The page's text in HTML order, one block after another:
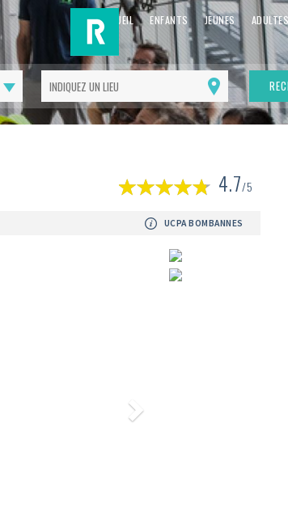
ACCUEIL ENFANTS JEUNES ADULTES
Me
géolocaliser
4.7/5
UCPA BOMBANNES
Suivant